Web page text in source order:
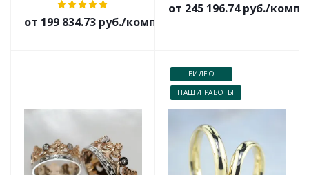
от 199 834.73 руб./комплект
от 245 196.74 руб./
ВИДЕО
НАШИ РАБОТЫ